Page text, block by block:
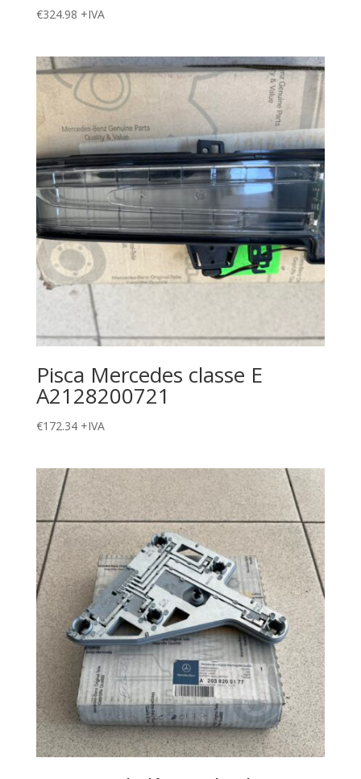
€324.98 +IVA
Pisca Mercedes classe E
A2128200721
€172.34 +IVA